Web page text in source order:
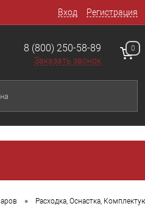
Вход Регистрация
8 (800) 250-58-89
Заказать звонок
0
• Расходка, Оснастка,